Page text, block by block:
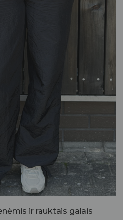
ir rauktais galais